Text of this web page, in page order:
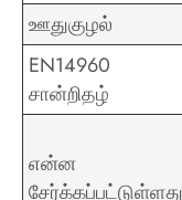
ஊதுகுழல்
EN14960
சான்றிதழ்
என்ன
சேர்க்கப்பட்டுள்ளது